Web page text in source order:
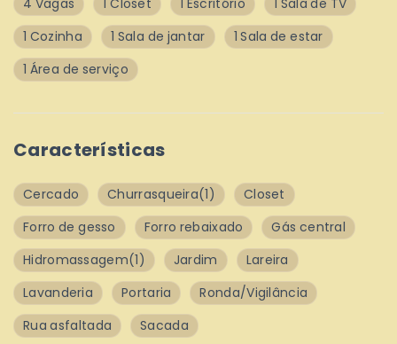
1 Cozinha
1 Sala de jantar
1 Sala de estar
1 Área de serviço
Características
Cercado Churrasqueira(1)
Closet
Forro de gesso
Forro rebaixado
Gás central
Hidromassagem(1) Jardim
Lareira
Lavanderia
Portaria
Ronda/Vigilância
Rua asfaltada
Sacada